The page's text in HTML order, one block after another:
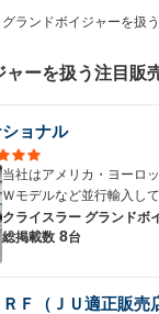
グランドボイジャーを扱
ャーを扱う注目販
ョナル
当社はアメリカ・ヨーロ
Ｗモデルなど並行輸入し
クライスラー グランドボ
総掲載数 8台
Ｆ（ＪＵ適正販売